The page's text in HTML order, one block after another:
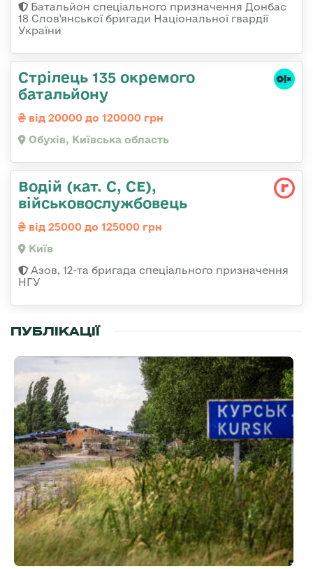
Батальйон спеціального призначення Донбас
18 Слов'янської бригади Національної гвардії
України
Стрілець 135 окремого
батальйону
від 20000 до 120000 грн
Обухів, Київська область
Водій (кат. С, СЕ),
військовослужбовець
від 25000 до 125000 грн
Київ
Азов, 12-та бригада спеціального призначення
НГУ
ПУБЛІКАЦІЇ